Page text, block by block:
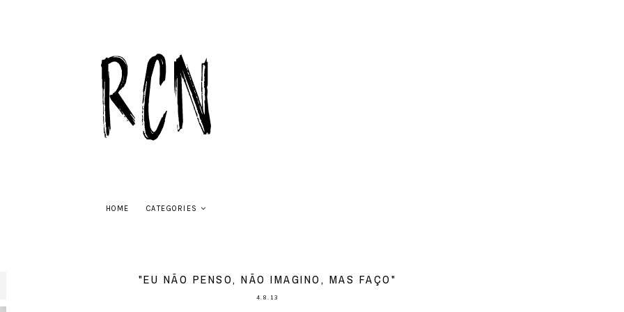
HOME CATEGORIES
"EU NÃO PENSO, NÃO IMAGINO, MAS FAÇO"
4.8.13